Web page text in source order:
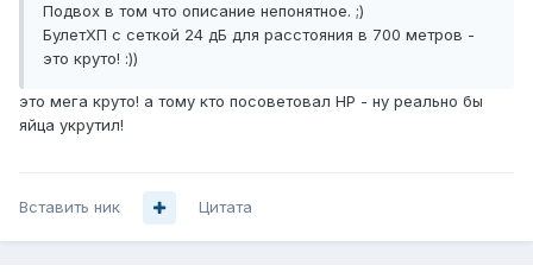
Подвох в том что описание непонятное. ;)
БулетХП с сеткой 24 дБ для расстояния в 700 метров -
это круто! :))
это мега круто! а тому кто посоветовал НР - ну реально бы
яйца укрутил!
Вставить ник Цитата